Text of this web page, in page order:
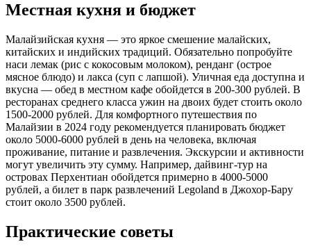
Местная кухня и бюджет
Малайзийская кухня — это яркое смешение малайских,
китайских и индийских традиций. Обязательно попробуйте
наси лемак (рис с кокосовым молоком), ренданг (острое
мясное блюдо) и лакса (суп с лапшой). Уличная еда доступна и
вкусна — обед в местном кафе обойдется в 200-300 рублей. В
ресторанах среднего класса ужин на двоих будет стоить около
1500-2000 рублей. Для комфортного путешествия по
Малайзии в 2024 году рекомендуется планировать бюджет
около 5000-6000 рублей в день на человека, включая
проживание, питание и развлечения. Экскурсии и активности
могут увеличить эту сумму. Например, дайвинг-тур на
островах Перхентиан обойдется примерно в 4000-5000
рублей, а билет в парк развлечений Legoland в Джохор-Бару
стоит около 3500 рублей.
Практические советы